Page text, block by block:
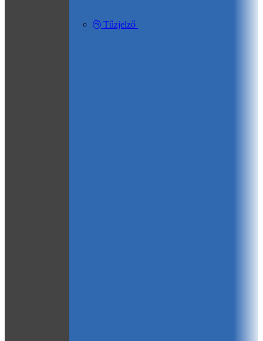
Tűzjelző